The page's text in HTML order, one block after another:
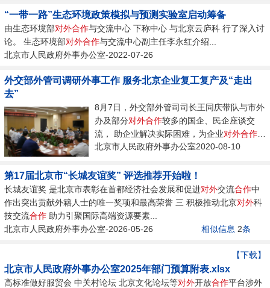
“一带一路”生态环境政策模拟与预测实验室启动筹备
由生态环境部对外合作与交流中心 下称中心 与北京云庐科 行了深入讨
论。 生态环境部对外合作与交流中心副主任李永红介绍...
北京市人民政府外事办公室-2022-07-26
外交部外管司调研外事工作 服务北京企业复工复产及“走出
去”
8月7日，外交部外管司司长王同庆带队与市外
办及部分对外合作较多的国企、民企座谈交
流， 助企业解决实际困难，为企业对外合作
供便利。 转载请注明来源：北京外办官方网
北京市人民政府外事办公室2020-08-10
第17届北京市“长城友谊奖” 评选推荐开始啦！
长城友谊奖 是北京市表彰在首都经济社会发展和促进对外交流合作中
作出突出贡献外籍人士的唯一奖项和最高荣誉 三 积极推动北京对外科
技交流合作 助力引聚国际高端资源要素...
北京市人民政府外事办公室-2026-05-26
相似信息 2条
【下载】
北京市人民政府外事办公室2025年部门预算附表.xlsx
高标准做好服贸会 中关村论坛 北京文化论坛等对外开放合作平台涉外